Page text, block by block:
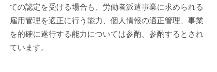
ての認定を受ける場合も、労働者派遣事業に求められる
雇用管理を適正に行う能力、個人情報の適正管理、事業
を的確に遂行する能力については参酌、参酌するとされ
ています。